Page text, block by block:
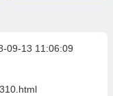
09-13 11:06:09